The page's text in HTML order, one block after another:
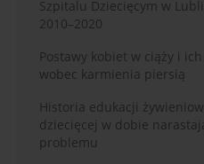
Szpitalu Dziecięcym w
2010–2020
Postawy kobiet w ciąży i
wobec karmienia piersią
Historia edukacji
dziecięcej w dobie
problemu